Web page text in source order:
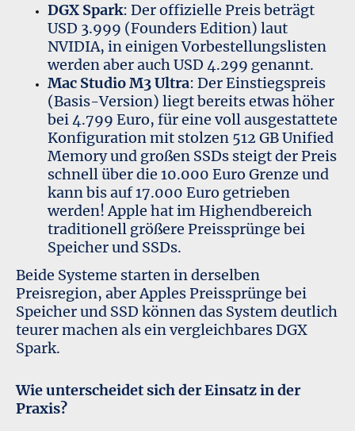
DGX Spark: Der offizielle Preis beträgt
USD 3.999 (Founders Edition) laut
NVIDIA, in einigen Vorbestellungslisten
werden aber auch USD 4.299 genannt.
Mac Studio M3 Ultra: Der Einstiegspreis
(Basis-Version) liegt bereits etwas höher
bei 4.799 Euro, für eine voll ausgestattete
Konfiguration mit stolzen 512 GB Unified
Memory und großen SSDs steigt der Preis
schnell über die 10.000 Euro Grenze und
kann bis auf 17.000 Euro getrieben
werden! Apple hat im Highendbereich
traditionell größere Preissprünge bei
Speicher und SSDs.
Beide Systeme starten in derselben
Preisregion, aber Apples Preissprünge bei
Speicher und SSD können das System deutlich
teurer machen als ein vergleichbares DGX
Spark.
Wie unterscheidet sich der Einsatz in der
Praxis?